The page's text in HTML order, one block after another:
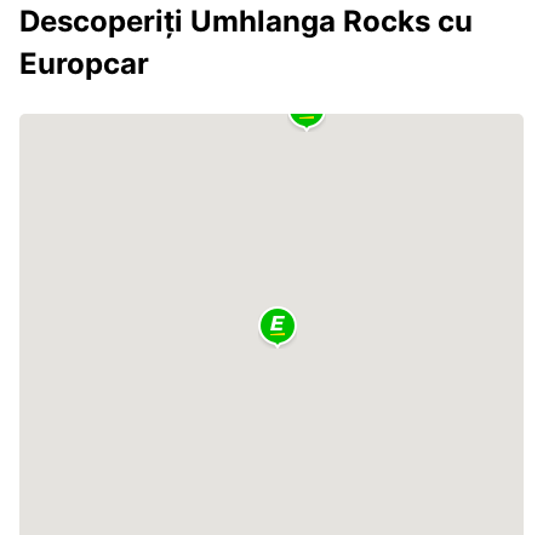
Descoperiți Umhlanga Rocks cu
Europcar